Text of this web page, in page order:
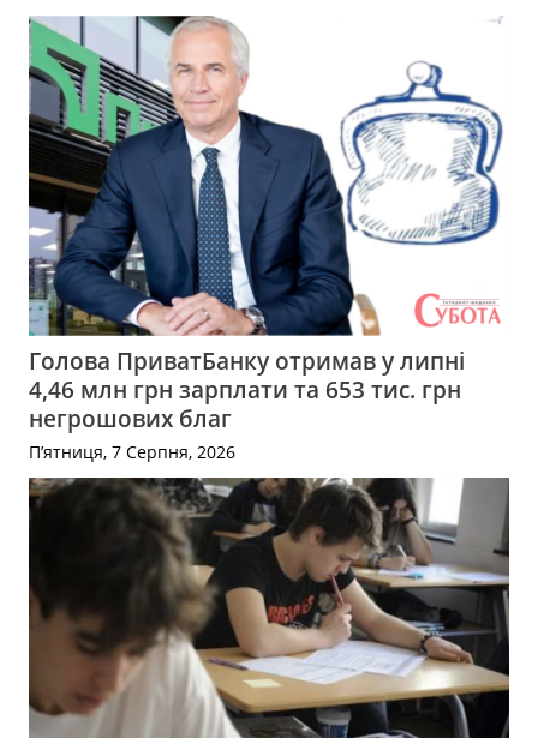
Голова ПриватБанку отримав у липні
4,46 млн грн зарплати та 653 тис. грн
негрошових благ
П’ятниця, 7 Серпня, 2026